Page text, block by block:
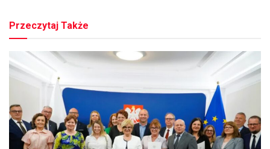
Przeczytaj Także